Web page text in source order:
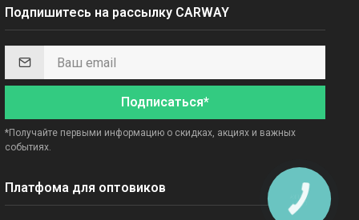
Подпишитесь на рассылку CARWAY
Подписаться*
*Получайте первыми информацию о скидках, акциях и важных
событиях.
Платфома для оптовиков